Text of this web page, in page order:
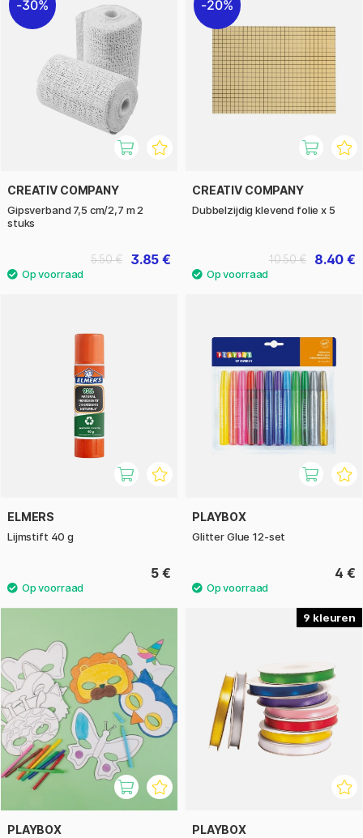
30%
CREATIV COMPANY
Gipsverband 7,5 cm/2,7 m 2
stuks
3.85 €
5.50 €
20%
CREATIV COMPANY
Dubbelzijdig klevend folie x 5
8.40 €
10.50 €
ELMERS
Lijmstift 40 g
5 €
PLAYBOX
Glitter Glue 12-set
4 €
PLAYBOX
9
PLAYBOX